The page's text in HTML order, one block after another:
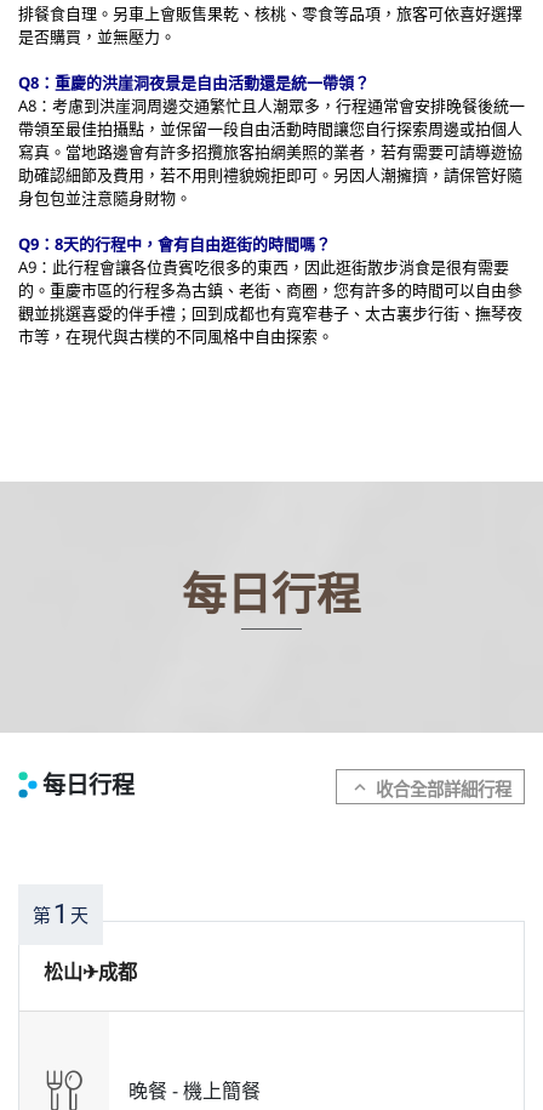
排餐食自理。另車上會販售果乾、核桃、零食等品項，旅客可依喜好選擇
是否購買，並無壓力。
Q8：重慶的洪崖洞夜景是自由活動還是統一帶領？
A8：考慮到洪崖洞周邊交通繁忙且人潮眾多，行程通常會安排晚餐後統一
帶領至最佳拍攝點，並保留一段自由活動時間讓您自行探索周邊或拍個人
寫真。當地路邊會有許多招攬旅客拍網美照的業者，若有需要可請導遊協
助確認細節及費用，若不用則禮貌婉拒即可。另因人潮擁擠，請保管好隨
身包包並注意隨身財物。
Q9：8天的行程中，會有自由逛街的時間嗎？
A9：此行程會讓各位貴賓吃很多的東西，因此逛街散步消食是很有需要
的。重慶市區的行程多為古鎮、老街、商圈，您有許多的時間可以自由參
觀並挑選喜愛的伴手禮；回到成都也有寬窄巷子、太古裏步行街、撫琴夜
市等，在現代與古樸的不同風格中自由探索。
每日行程
每日行程 expand_more
第1 天
松山✈成都
晚餐 -機上簡餐